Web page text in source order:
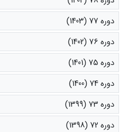
دوره 77 (1403)
دوره 76 (1402)
دوره 75 (1401)
دوره 74 (1400)
دوره 73 (1399)
دوره 72 (1398)